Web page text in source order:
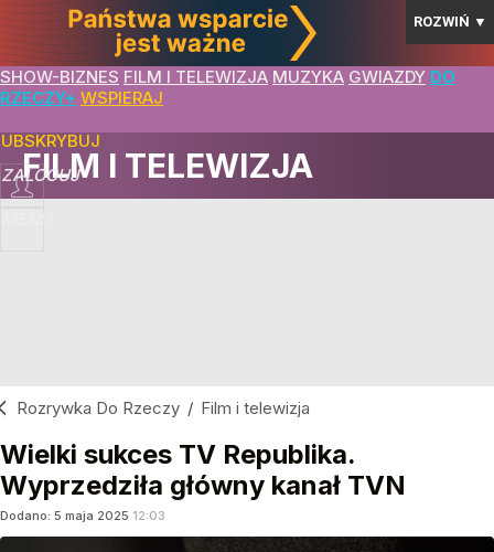
ROZWIŃ ▼
SHOW-BIZNES FILM I TELEWIZJA MUZYKA GWIAZDY DO
RZECZY+ WSPIERAJ
ZALOGUJ
FILM I TELEWIZJA
Rozrywka Do Rzeczy / Film i telewizja
Wielki sukces TV Republika.
Wyprzedziła główny kanał TVN
Dodano: 5 maja 2025 12:03